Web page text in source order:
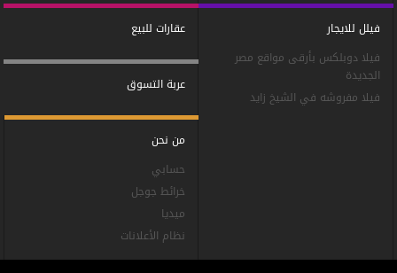
فيلل للايجار
فيلا دوبلكس بأرقى مواقع مصر
الجديدة
فيلا مفروشه في الشيخ زايد
عقارات للبيع
عربة التسوق
من نحن
حسابي
خرائط جوجل
ميديا
نظام الأعلانات